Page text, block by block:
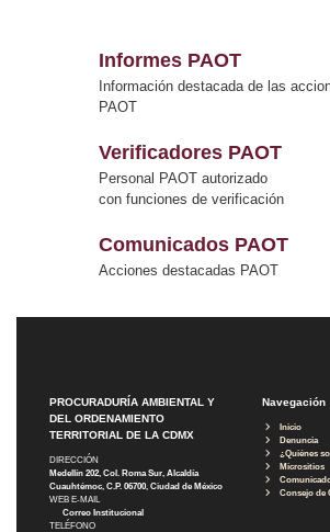
Informes PAOT
Información destacada de las
PAOT
Verificadores PAOT
Personal PAOT autorizado
con funciones de verificación
Comunicados PAOT
Acciones destacadas PAOT
PROCURADURÍA AMBIENTAL Y
DEL ORDENAMIENTO
TERRITORIAL DE LA CDMX
DIRECCIÓN
Medellín 202, Col. Roma Sur, Alcaldía
Cuauhtémoc, C.P. 06700, Ciudad de México
WEB E-MAIL
Correo Institucional
TELÉFONO
Navegación
Inicio
Denuncia
¿Quiénes
Micrositios
Consejo de